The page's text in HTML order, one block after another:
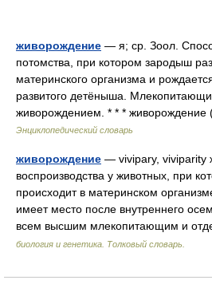
живорождение — я; ср. Зоол.
потомства, при котором зародыш
материнского организма и
развитого детёныша.
живорождением. * * *
Энциклопедический словарь
живорождение — vivipary, viviparity
воспроизводства у животных, при
происходит в материнском
имеет место после внутреннего
всем высшим млекопитающим и
биология и генетика. Толковый словарь.